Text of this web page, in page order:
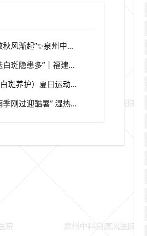
“余热未散秋风渐起”✨泉州中科白癜风医院，夏秋交替，白癜风患者饮食要多留心
“夏秋更迭白斑隐患多”｜福建泉州中科白癜风医院，白斑出现变化，切莫盲目自行处理
（运动后白斑养护）夏日运动出汗量大，白癜风人群运动需兼顾防晒与干爽，泉州中科白癜风医院分享运动注意点
“闽南梅雨季刚过迎酷暑” 湿热交替，白斑容易出现波动，泉州中科白癜风医院讲解潮湿环境下白斑护理重点